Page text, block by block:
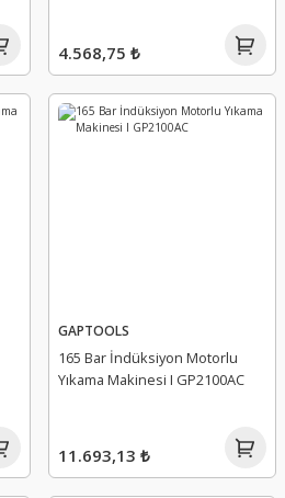
4.568,75 ₺
GAPTOOLS
165 Bar İndüksiyon Motorlu
Yıkama Makinesi I GP2100AC
11.693,13 ₺